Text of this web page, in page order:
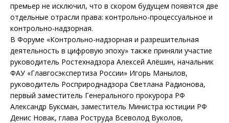
премьер не исключил, что в скором будущем появятся две
отдельные отрасли права: контрольно-процессуальное и
контрольно-надзорная.
В Форуме «Контрольно-надзорная и разрешительная
деятельность в цифровую эпоху» также приняли участие
руководитель Ростехнадзора Алексей Алёшин, начальник
ФАУ «Главгосэкспертиза России» Игорь Манылов,
руководитель Росприроднадзора Светлана Радионова,
первый заместитель Генерального прокурора РФ
Александр Буксман, заместитель Министра юстиции РФ
Денис Новак, глава Роструда Всеволод Вуколов,